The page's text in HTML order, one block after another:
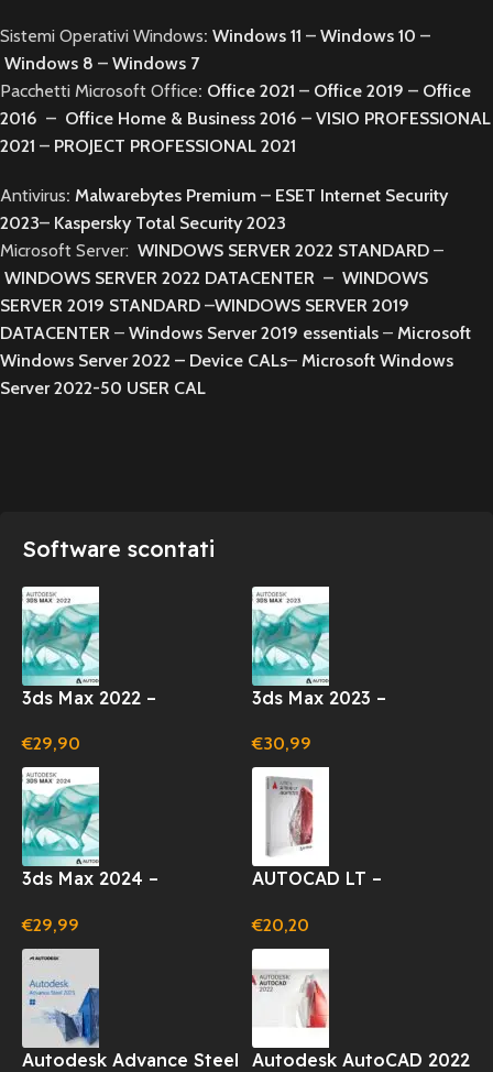
Sistemi Operativi Windows: Windows 11 – Windows 10 –
Windows 8 – Windows 7
Pacchetti Microsoft Office: Office 2021 – Office 2019 – Office
2016 – Office Home & Business 2016 – VISIO PROFESSIONAL
2021 – PROJECT PROFESSIONAL 2021
Antivirus: Malwarebytes Premium – ESET Internet Security
2023– Kaspersky Total Security 2023
Microsoft Server: WINDOWS SERVER 2022 STANDARD –
WINDOWS SERVER 2022 DATACENTER – WINDOWS
SERVER 2019 STANDARD –WINDOWS SERVER 2019
DATACENTER – Windows Server 2019 essentials – Microsoft
Windows Server 2022 – Device CALs– Microsoft Windows
Server 2022-50 USER CAL
Software scontati
3ds Max 2022 –
LICENZA 1 ANNO
(WINDOWS)
€29,90
3ds Max 2023 –
LICENZA 1 ANNO
(WINDOWS)
€30,99
3ds Max 2024 –
LICENZA 1 ANNO
(WINDOWS)
€29,99
AUTOCAD LT –
€20,20
Autodesk Advance Steel
Autodesk AutoCAD 2022